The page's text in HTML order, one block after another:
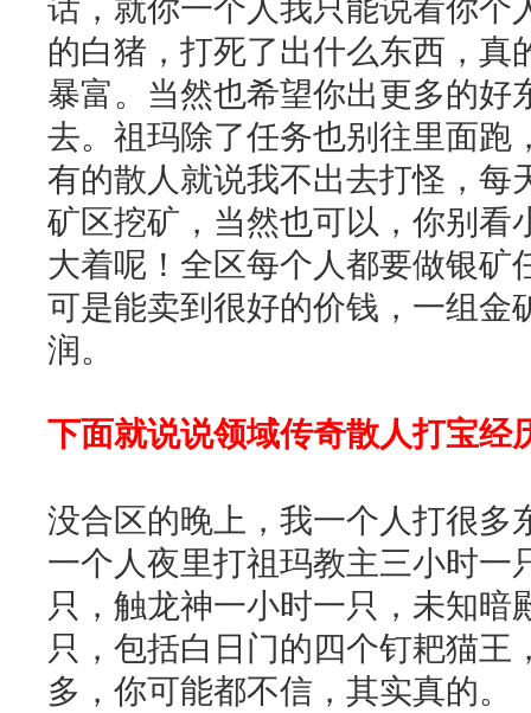
的白猪，打死了出什么东西，真
暴富。当然也希望你出更多的好
去。祖玛除了任务也别往里面跑
有的散人就说我不出去打怪，每
矿区挖矿，当然也可以，你别看
大着呢！全区每个人都要做银矿
可是能卖到很好的价钱，一组金
润。
下面就说说领域传奇散人打宝经
没合区的晚上，我一个人打很多
一个人夜里打祖玛教主三小时一
只，触龙神一小时一只，未知暗
只，包括白日门的四个钉耙猫王
多，你可能都不信，其实真的。